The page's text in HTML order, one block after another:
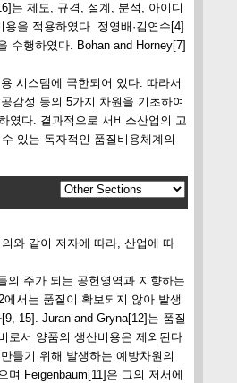
는 제도, 규격, 설계, 분석, 아이디
을 적용하였다. 정영배·김연수[4]
수행하였다. Bohan and Horney[7]
시스템에 국한되어 있다. 따라서
감성 등의 5가지 차원을 기초하여
였다. 결과적으로 서비스산업의 고
있는 독자적인 품질비용체계의
와 같이 저자에 따라, 산업에 따
의 주가 되는 공헌영역과 지향하는
서는 품질이 확보되지 않아 발생
15]. Juran and Gryna[12]는 품질
로서 양품의 생산비용은 제외된다
들기 위해 발생하는 예방차원의
Feigenbaum[11]은 그의 저서에